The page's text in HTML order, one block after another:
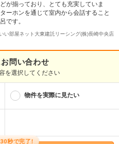
が揃っており、とても充実していま
ーホンを通じて室内から会話すること
です。
い部屋ネット大東建託リーシング(株)長崎中央店
問い合わせ
を選択してください
物件を実際に見たい
秒で完了!